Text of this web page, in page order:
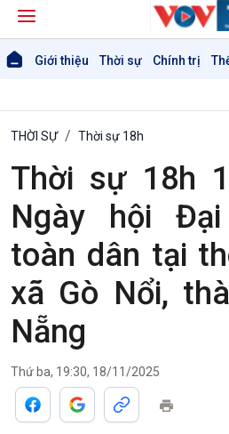
Giới thiệu Thời sự Chính trị
Giới thiệu
THỜI SỰ Thời sự 18h
Thời sự 18h
Ngày hội
toàn dân tại
xã Gò Nổi,
Nẵng
Thứ ba, 19:30, 18/11/2025